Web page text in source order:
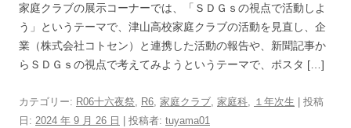
家庭クラブの展示コーナーでは、「ＳＤＧｓの視点で活動しよ
う」というテーマで、津山高校家庭クラブの活動を見直し、企
業（株式会社コトセン）と連携した活動の報告や、新聞記事か
らＳＤＧｓの視点で考えてみようというテーマで、ポスタ […]
カテゴリー: R06十六夜祭, R6, 家庭クラブ, 家庭科, １年次生 | 投稿
日: 2024 年 9 月 26 日 投稿者: tuyama01